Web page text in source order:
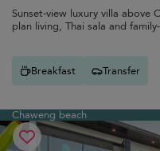
Sunset-view luxury villa above
plan living, Thai sala and
Breakfast Transfer
Chaweng beach